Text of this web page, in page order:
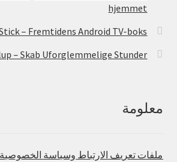
hjemmet
– Fremtidens Android TV-boks
– Skab Uforglemmelige Stunder
معلومة
ملفات تعريف الارتباط وسياسة الخصوصية